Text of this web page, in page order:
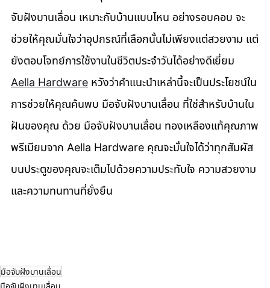
จับฝังบานเลื่อน เหมาะกับบ้านแบบไหน อย่างรอบคอบ จะ
ช่วยให้คุณมั่นใจว่าอุปกรณ์ที่เลือกนั้นไม่เพียงแต่สวยงาม แต่
ยังตอบโจทย์การใช้งานในชีวิตประจำวันได้อย่างดีเยี่ยม
Aella Hardware หวังว่าคำแนะนำเหล่านี้จะเป็นประโยชน์ใน
การช่วยให้คุณค้นพบ มือจับฝังบานเลื่อน ที่ใช่สำหรับบ้านใน
ฝันของคุณ ด้วย มือจับฝังบานเลื่อน ทองเหลืองแท้คุณภาพ
พรีเมียมจาก Aella Hardware คุณจะมั่นใจได้ว่าทุกสัมผัส
บนประตูของคุณจะเต็มไปด้วยความประทับใจ ความสวยงาม
และความทนทานที่ยั่งยืน
มือจับฝังบานเลื่อน
มือจับฝังบานเลื่อน